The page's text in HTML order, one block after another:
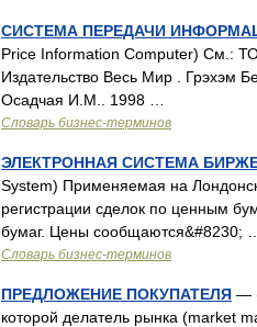
СИСТЕМА ПЕРЕДАЧИ
Price Information Computer) См.:
Издательство Весь Мир . Грэхэм
Осадчая И.М.. 1998 …
Словарь бизнес-терминов
ЭЛЕКТРОННАЯ СИСТЕМА
System) Применяемая на
регистрации сделок по ценным
бумаг. Цены сообщаются&#8230; …
Словарь бизнес-терминов
ПРЕДЛОЖЕНИЕ ПОКУПАТЕЛЯ —
которой делатель рынка (market